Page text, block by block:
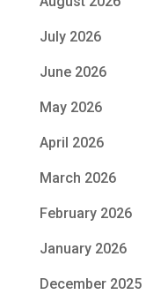
July 2026
June 2026
May 2026
April 2026
March 2026
February 2026
January 2026
December 2025